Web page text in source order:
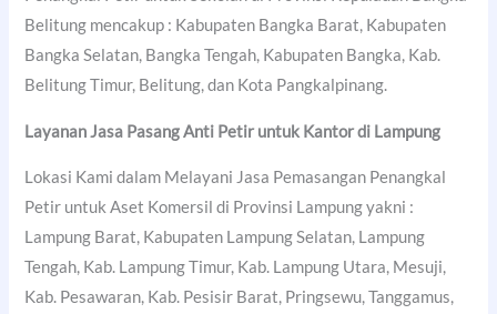
Belitung mencakup : Kabupaten Bangka Barat, Kabupaten
Bangka Selatan, Bangka Tengah, Kabupaten Bangka, Kab.
Belitung Timur, Belitung, dan Kota Pangkalpinang.
Layanan Jasa Pasang Anti Petir untuk Kantor di Lampung
Lokasi Kami dalam Melayani Jasa Pemasangan Penangkal
Petir untuk Aset Komersil di Provinsi Lampung yakni :
Lampung Barat, Kabupaten Lampung Selatan, Lampung
Tengah, Kab. Lampung Timur, Kab. Lampung Utara, Mesuji,
Kab. Pesawaran, Kab. Pesisir Barat, Pringsewu, Tanggamus,